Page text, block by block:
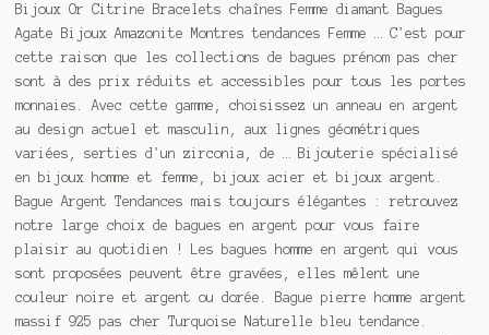
Bijoux Or Citrine Bracelets chaînes Femme diamant Bagues
Agate Bijoux Amazonite Montres tendances Femme … C'est pour
cette raison que les collections de bagues prénom pas cher
sont à des prix réduits et accessibles pour tous les portes
monnaies. Avec cette gamme, choisissez un anneau en argent
au design actuel et masculin, aux lignes géométriques
variées, serties d'un zirconia, de … Bijouterie spécialisé
en bijoux homme et femme, bijoux acier et bijoux argent.
Bague Argent Tendances mais toujours élégantes : retrouvez
notre large choix de bagues en argent pour vous faire
plaisir au quotidien ! Les bagues homme en argent qui vous
sont proposées peuvent être gravées, elles mêlent une
couleur noire et argent ou dorée. Bague pierre homme argent
massif 925 pas cher Turquoise Naturelle bleu tendance.